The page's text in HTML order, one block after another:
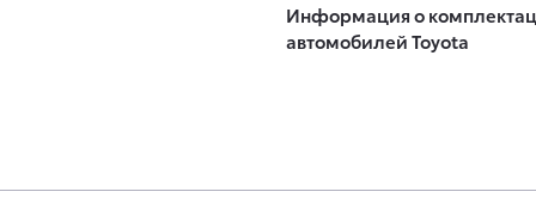
Информация о
автомобилей Toyota